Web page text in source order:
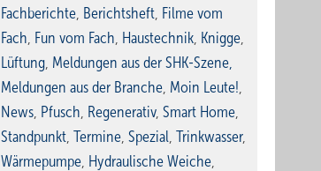
Fachberichte, Berichtsheft, Filme vom
Fach, Fun vom Fach, Haustechnik, Knigge,
Lüftung, Meldungen aus der SHK-Szene,
Meldungen aus der Branche, Moin Leute!,
News, Pfusch, Regenerativ, Smart Home,
Standpunkt, Termine, Spezial, Trinkwasser,
Wärmepumpe, Hydraulische Weiche,